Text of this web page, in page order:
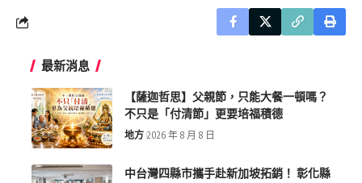
最新消息
【薩迦哲思】父親節，只能大餐一頓嗎？
不只是「付清節」更要培福積德
地方 2026 年 8 月 8 日
中台灣四縣市攜手赴新加坡拓銷！ 彰化縣